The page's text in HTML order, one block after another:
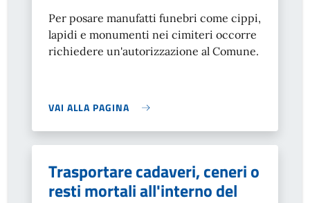
Per posare manufatti funebri come cippi,
lapidi e monumenti nei cimiteri occorre
richiedere un'autorizzazione al Comune.
VAI ALLA PAGINA
Trasportare cadaveri, ceneri o
resti mortali all'interno del